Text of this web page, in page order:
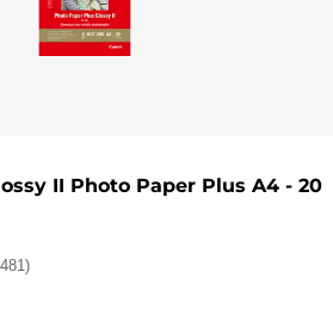
II Photo Paper Plus A4 - 20